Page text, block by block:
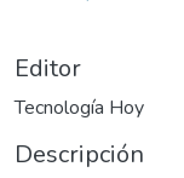
Editor
Tecnología Hoy
Descripción